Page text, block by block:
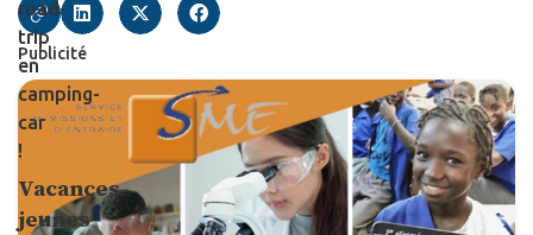
Publicité
road-
trip
en
camping-
car
!
Vacances
jeunes